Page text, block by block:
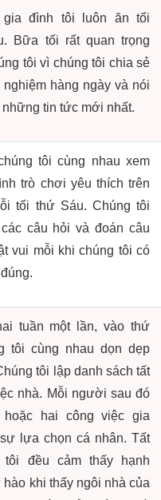
đình tôi luôn ăn tối
Bữa tối rất quan trọng
tôi vì chúng tôi chia sẻ
hàng ngày và nói
tin tức mới nhất.
tôi cùng nhau xem
trò chơi yêu thích trên
tối thứ Sáu. Chúng tôi
câu hỏi và đoán câu
vui mỗi khi chúng tôi có
tuần một lần, vào thứ
tôi cùng nhau dọn dẹp
tôi lập danh sách tất
nhà. Mỗi người sau đó
hoặc hai công việc gia
lựa chọn cá nhân. Tất
tôi đều cảm thấy hạnh
hào khi thấy ngôi nhà của